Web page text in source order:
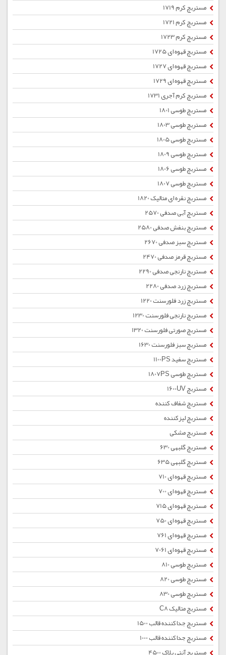
مستربچ کرم 1719
مستربچ کرم 1721
مستربچ کرم 1723
مستربچ قهوه ای 1725
مستربچ قهوه ای 1727
مستربچ قهوه ای 1729
مستربچ کرم آجری 1731
مستربچ طوسی 1801
مستربچ طوسی 1803
مستربچ طوسی 1805
مستربچ طوسی 1809
مستربچ طوسی 1806
مستربچ طوسی 1807
مستربچ نقره ای متالیک 1820
مستربچ آبی صدفی 2570
مستربچ بنفش صدفی 2580
مستربچ سبز صدفی 2670
مستربچ قرمز صدفی 2470
مستربچ نارنجی صدفی 2290
مستربچ زرد صدفی 2280
مستربچ زرد فلورسنت 1220
مستربچ نارنجی فلورسنت 1230
مستربچ صورتی فلورسنت 1320
مستربچ سبز فلورسنت 1630
مستربچ سفید 1100PS
مستربچ طوسی 1807PS
مستربچ 1600UV
مستربچ شفاف کننده
مستربچ لیزکننده
مستربچ مشکی
مستربچ گلبهی 630
مستربچ گلبهی 635
مستربچ قهوه ای 710
مستربچ قهوه ای 700
مستربچ قهوه ای 715
مستربچ قهوه ای 750
مستربچ قهوه ای 761
مستربچ قهوه ای 7061
مستربچ طوسی 810
مستربچ طوسی 820
مستربچ طوسی 830
مستربچ متالیک C8
مستربچ جداکننده قالب 1500
مستربچ جداکننده قالب 1000